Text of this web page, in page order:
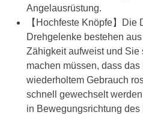
Angelausrüstung.
【Hochfeste Knöpfe】Die
Drehgelenke bestehen
Zähigkeit aufweist und Sie
machen müssen, dass das
wiederholtem Gebrauch
schnell gewechselt
in Bewegungsrichtung